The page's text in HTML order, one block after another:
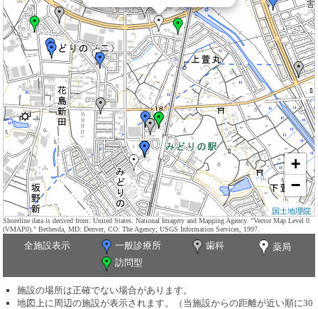
+
−
国土地理院
Shoreline data is derived from: United States. National Imagery and Mapping Agency. "Vector Map Level 0
(VMAP0)." Bethesda, MD: Denver, CO: The Agency; USGS Information Services, 1997.
全施設表示 一般診療所 歯科
薬局
訪問型
施設の場所は正確でない場合があります。
地図上に周辺の施設が表示されます。（当施設からの距離が近い順に30